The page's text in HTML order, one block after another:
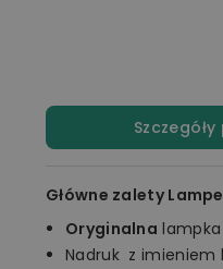
Główne zalety
Oryginalna
Nadruk z imieniem